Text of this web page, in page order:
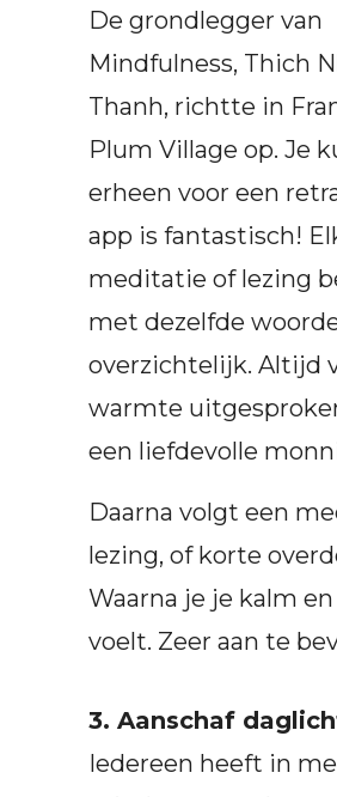
De grondlegger van
Mindfulness, Thich
Thanh, richtte in
Plum Village op. Je
erheen voor een
app is fantastisch!
meditatie of lezing
met dezelfde
overzichtelijk. Altijd
warmte
een liefdevolle
Daarna volgt een
lezing, of korte
Waarna je je kalm
voelt. Zeer aan te
3. Aanschaf
Iedereen heeft in